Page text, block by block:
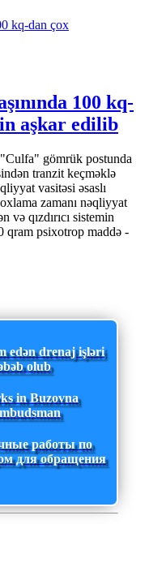
100 kq-
aşkar edilib
gömrük postunda
tranzit keçməklə
vasitəsi əsaslı
zamanı nəqliyyat
və qızdırıcı sistemin
qram psixotrop maddə -
edən drenaj işləri
olub
in Buzovna
работы по
для обращения